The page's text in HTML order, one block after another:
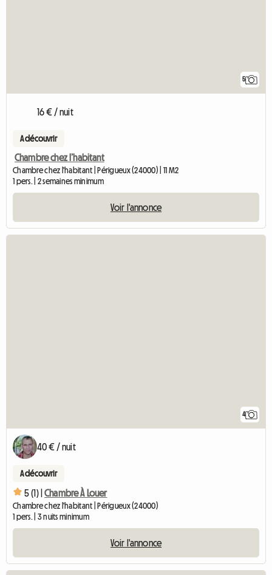
5
16 € / nuit
A découvrir
Chambre chez l’habitant
Chambre chez l'habitant | Périgueux (24000) | 11 M2
1 pers. | 2 semaines minimum
Voir l'annonce
4
40 € / nuit
A découvrir
5 (1) | Chambre À Louer
Chambre chez l'habitant | Périgueux (24000)
1 pers. | 3 nuits minimum
Voir l'annonce